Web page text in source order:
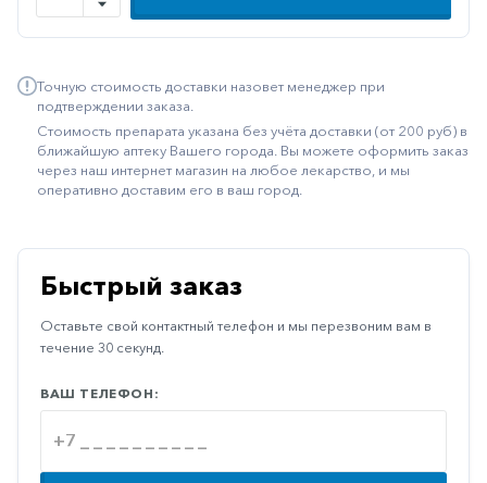
Иммуностимуляторы
Метаболизм
Минеральный
обмен
Наружные
Остеопороз
Офтальмология
Противоаллергические
Точную стоимость доставки назовет менеджер при
подтверждении заказа.
Стоимость препарата указана без учёта доставки (от 200 руб) в
ближайшую аптеку Вашего города. Вы можете оформить заказ
через наш интернет магазин на любое лекарство, и мы
оперативно доставим его в ваш город.
Быстрый заказ
Оставьте свой контактный телефон и мы перезвоним вам в
течение 30 секунд.
ВАШ ТЕЛЕФОН: